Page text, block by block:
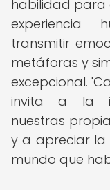
habilidad para
experiencia
transmitir
metáforas y
excepcional.
invita a la
nuestras
y a apreciar la
mundo que